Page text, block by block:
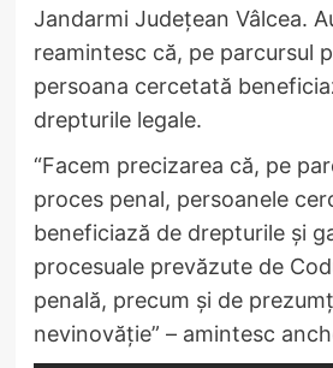
Jandarmi Județean Vâlcea.
reamintesc că, pe parcursul
persoana cercetată
drepturile legale.
“Facem precizarea că, pe
proces penal, persoanele
beneficiază de drepturile și
procesuale prevăzute de
penală, precum și de
nevinovăție” – amintesc